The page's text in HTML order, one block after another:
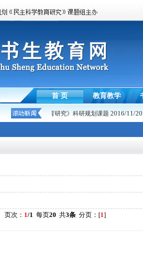
首 页 教育教学
《民主科学教育研究》科研规划课题 2016/11/20
页次： 1/1 每页20 共3条分页：[1]